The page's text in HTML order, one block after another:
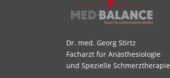
Dr. med. Georg Stirtz
Facharzt für Anästhesiologie
und Spezielle Schmerztherapie